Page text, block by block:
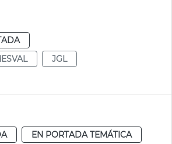
JGL
EN PORTADA TEMÁTICA